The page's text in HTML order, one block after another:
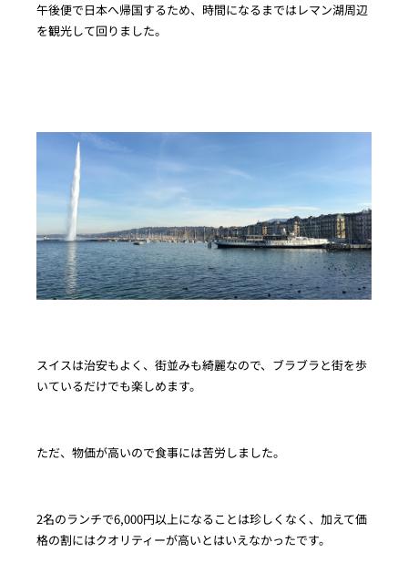
午後便で日本へ帰国するため、時間になるまではレマン湖周辺
を観光して回りました。
スイスは治安もよく、街並みも綺麗なので、ブラブラと街を歩
いているだけでも楽しめます。
ただ、物価が高いので食事には苦労しました。
2名のランチで6,000円以上になることは珍しくなく、加えて価
格の割にはクオリティーが高いとはいえなかったです。